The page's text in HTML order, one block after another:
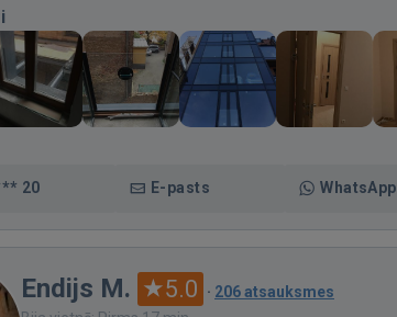
20 E-pasts WhatsApp
Endijs M. 5.0 · 206 atsauksmes